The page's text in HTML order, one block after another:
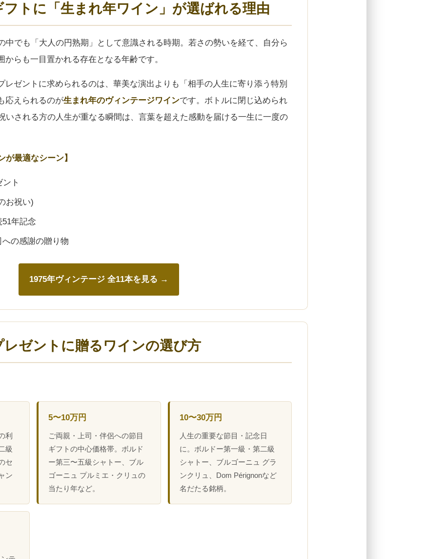
フトに「生まれ年ワイン」が選ばれる理由
中でも「大人の円熟期」として意識される時期。若さの勢いを経て、自分ら
からも一目置かれる存在となる年齢です。
レゼントに求められるのは、華美な演出よりも「相手の人生に寄り添う特別
応えられるのが生まれ年のヴィンテージワインです。ボトルに閉じ込められ
いされる方の人生が重なる瞬間は、言葉を超えた感動を届ける一生に一度の
が最適なシーン】
ト
お祝い)
年記念
の感謝の贈り物
1975年ヴィンテージ 全11本を見る →
レゼントに贈るワインの選び方
利
級
セ
ン
5〜10万円
ご両親・上司・伴侶への節目
ギフトの中心価格帯。ボルド
ー第三〜五級シャトー、ブル
ゴーニュ プルミエ・クリュの
当たり年など。
10〜30万円
人生の重要な節目・記念日
に。ボルドー第一級・第二級
シャトー、ブルゴーニュ グラ
ンクリュ、Dom Pérignonなど
名だたる銘柄。